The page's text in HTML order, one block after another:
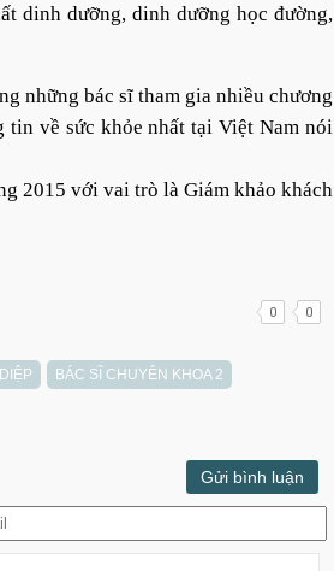
dinh dưỡng, dinh dưỡng học đường,
những bác sĩ tham gia nhiều chương
về sức khỏe nhất tại Việt Nam nói
2015 với vai trò là Giám khảo khách
0 0
BÁC SĨ CHUYÊN KHOA 2
Gửi bình luận